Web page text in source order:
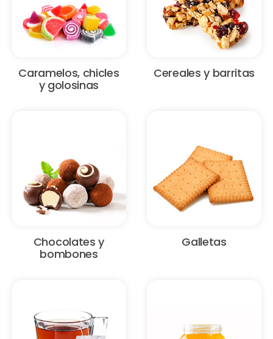
Caramelos, chicles
y golosinas
Cereales y barritas
Chocolates y
bombones
Galletas